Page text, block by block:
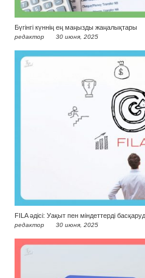
Бүгінгі күннің ең маңызды жаңалықтары
редактор 30 июня, 2025
FILA әдісі: Уақыт пен міндеттерді
редактор 30 июня, 2025